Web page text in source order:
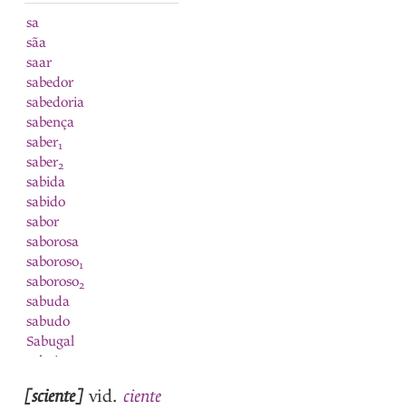
sa
sãa
saar
sabedor
sabedoria
sabença
saber1
saber2
sabida
sabido
sabor
saborosa
saboroso1
saboroso2
sabuda
sabudo
Sabugal
sabujo
saco
[sciente]vid.ciente